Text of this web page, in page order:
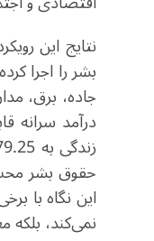
نتایج این
جاده، برق،
حقوق بشر
این نگاه با
نمی‌کند،